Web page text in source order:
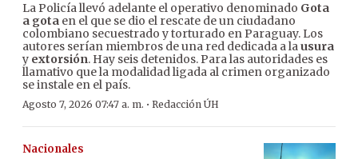
La Policía llevó adelante el operativo denominado Gota
a gota en el que se dio el rescate de un ciudadano
colombiano secuestrado y torturado en Paraguay. Los
autores serían miembros de una red dedicada a lausura
y extorsión. Hay seis detenidos. Para las autoridades es
llamativo que la modalidad ligada al crimen organizado
se instale en el país.
Agosto 7, 2026 07:47 a. m. · Redacción ÚH
Nacionales